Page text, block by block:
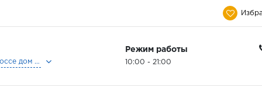
Москва, Ленинградское шоссе дом 25, Торговый Центр Family Room, 2-ой этаж, Магазин Керамический Бум.
Режим работы
10:00 - 21:00